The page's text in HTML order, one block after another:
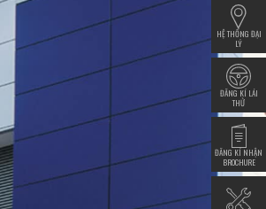
HỆ THỐNG ĐẠI
LÝ
ĐĂNG KÍ LÁI
THỬ
ĐĂNG KÍ NHẬN
BROCHURE